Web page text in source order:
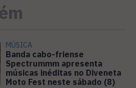
MÚSICA
Banda cabo-friense
Spectrummm apresenta
músicas inéditas no Diveneta
Moto Fest neste sábado (8)